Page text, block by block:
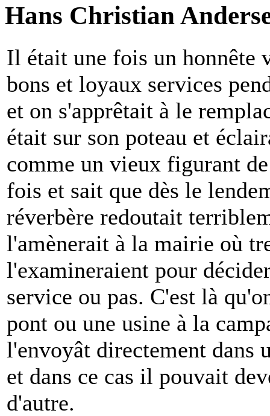
Hans Christian
Il était une fois un honnête
bons et loyaux services
et on s'apprêtait à le
était sur son poteau et
comme un vieux figurant
fois et sait que dès le
réverbère redoutait
l'amènerait à la mairie où
l'examineraient pour
service ou pas. C'est là
pont ou une usine à la
l'envoyât directement dans
et dans ce cas il pouvait
d'autre.